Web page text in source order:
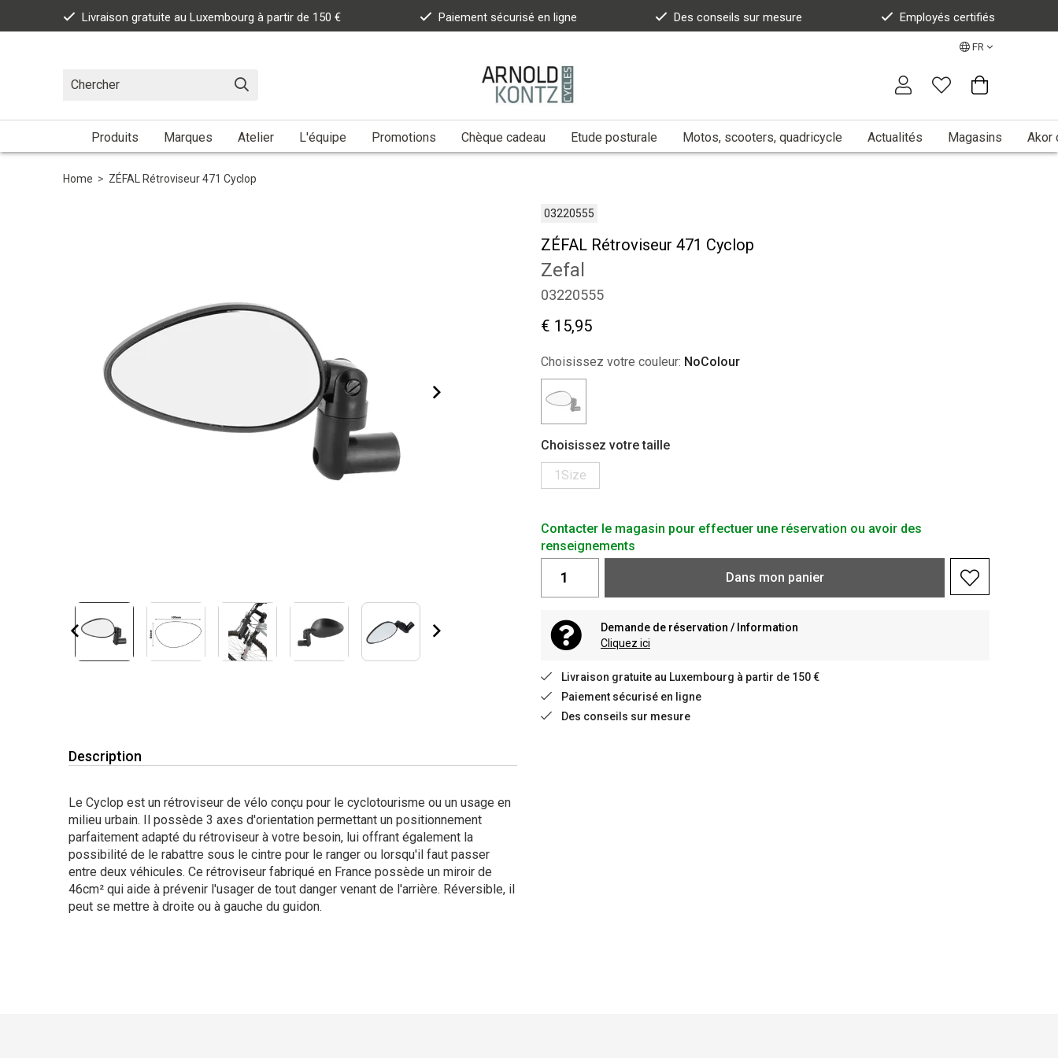
Livraison gratuite au Luxembourg à partir de 150 € Paiement sécurisé en ligne Des conseils sur mesure Employés certifiés
FR
Produits Marques Atelier L'équipe Promotions Chèque cadeau Etude posturale Motos, scooters, quadricycle Actualités Magasins Akor
Home > ZÉFAL Rétroviseur 471 Cyclop
03220555
ZÉFAL Rétroviseur 471 Cyclop
Zefal
03220555
€ 15,95
Choisissez votre couleur: NoColour
Choisissez votre taille
1Size
Contacter le magasin pour effectuer une réservation ou avoir des
renseignements
Dans mon panier
Demande de réservation / Information
Cliquez ici
Livraison gratuite au Luxembourg à partir de 150 €
Paiement sécurisé en ligne
Des conseils sur mesure
Description
Le Cyclop est un rétroviseur de vélo conçu pour le cyclotourisme ou un usage en
milieu urbain. Il possède 3 axes d'orientation permettant un positionnement
parfaitement adapté du rétroviseur à votre besoin, lui offrant également la
possibilité de le rabattre sous le cintre pour le ranger ou lorsqu'il faut passer
entre deux véhicules. Ce rétroviseur fabriqué en France possède un miroir de
46cm² qui aide à prévenir l'usager de tout danger venant de l'arrière. Réversible, il
peut se mettre à droite ou à gauche du guidon.